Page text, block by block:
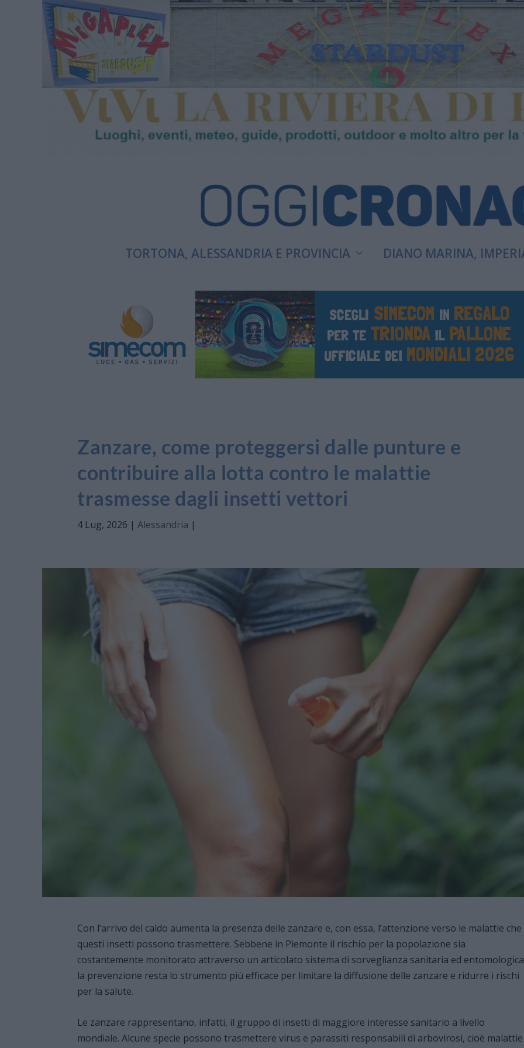
TORTONA, ALESSANDRIA E PROVINCIA DIANO MARINA,
Zanzare, come proteggersi dalle punture e
contribuire alla lotta contro le malattie
trasmesse dagli insetti vettori
4 Lug, 2026 | Alessandria |
Con l’arrivo del caldo aumenta la presenza delle zanzare e, con essa, l’attenzione verso le malattie che
questi insetti possono trasmettere. Sebbene in Piemonte il rischio per la popolazione sia
costantemente monitorato attraverso un articolato sistema di sorveglianza sanitaria ed
la prevenzione resta lo strumento più efficace per limitare la diffusione delle zanzare e ridurre i rischi
per la salute.
Le zanzare rappresentano, infatti, il gruppo di insetti di maggiore interesse sanitario a livello
mondiale. Alcune specie possono trasmettere virus e parassiti responsabili di arbovirosi, cioè malattie